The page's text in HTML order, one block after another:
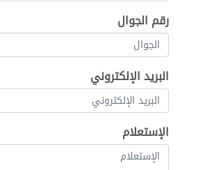
رقم الجوال
البريد الإلكتروني
الإستعلام